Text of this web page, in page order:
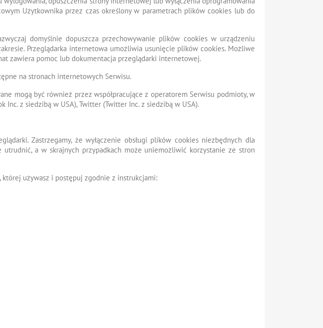
Użytkownika przez czas określony w parametrach plików cookies lub do
domyślnie dopuszcza przechowywanie plików cookies w urządzeniu
Przeglądarka internetowa umożliwia usunięcie plików cookies. Możliwe
zawiera pomoc lub dokumentacja przeglądarki internetowej.
na stronach internetowych Serwisu.
mogą być również przez współpracujące z operatorem Serwisu podmioty, w
Inc. z siedzibą w USA), Twitter (Twitter Inc. z siedzibą w USA).
Zastrzegamy, że wyłączenie obsługi plików cookies niezbędnych dla
a w skrajnych przypadkach może uniemożliwić korzystanie ze stron
używasz i postępuj zgodnie z instrukcjami: